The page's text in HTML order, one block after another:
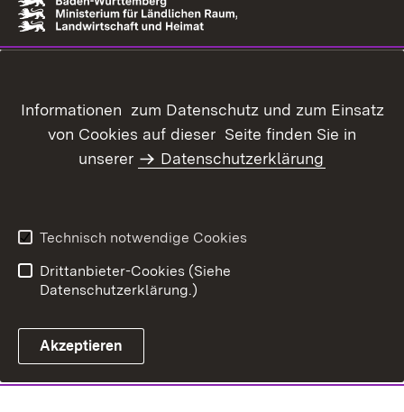
Informationen zum Datenschutz und zum Einsatz
von Cookies auf dieser Seite finden Sie in
unserer
Datenschutzerklärung
Technisch notwendige Cookies
Drittanbieter-Cookies (Siehe
Datenschutzerklärung.)
Akzeptieren